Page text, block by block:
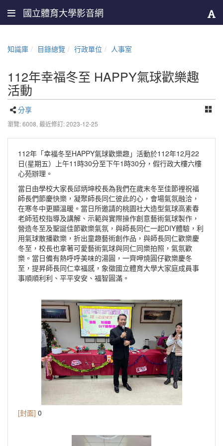
國立體育大學影音網
知識庫 目錄總覽 行政單位 人事室
112年幸福冬至 HAPPY氣球歡樂趣
活動
分享
瀏覽: 6008, 最近修訂: 2023-12-25
112年「幸福冬至HAPPY氣球歡樂趣」活動於112年12月22
日(星期五）上午11時30分至下午1時30分，假行政大樓六樓
心苑辦理。
當日由學校大家長邱炳坤校長為我們在歲末冬至佳節裡祝福
師長們節慶快樂，凝聚師長同仁彼此的心，會場氣氛融洽，
在寒冬中更顯溫暖。當日所邀請的桃園社大造型氣球高素春
老師蒞校指導及講解、示範與實際操作創意藝術氣球製作，
營造冬至及聖誕佳節歡樂氣氛，與師長同仁一起DIY體驗，利
用氣球散播歡樂，折出童趣藝術創作品，與師長同仁歡樂慶
冬至，校長也拿著可愛藝術氣球與同仁同樂拍照，氣氛歡
樂。當日備有熱呼呼美味的湯圓，一齊呷燒圓仔歡樂慶冬
至，提昇師長同仁幸福感，象徵國立體育大學大家庭成員事
事順順利利、平平安安、福智圓滿。
[封面] 0